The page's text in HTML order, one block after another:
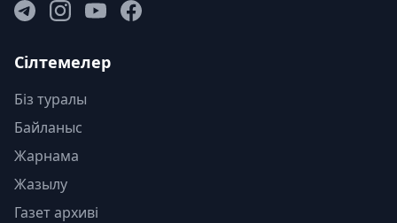
Сілтемелер
Біз туралы
Байланыс
Жарнама
Жазылу
Газет архиві